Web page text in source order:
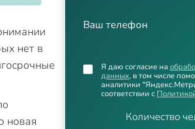
Ваш телефон
Количество
Я даю согласие на
данных, в том числе
аналитики
соответствии с
нет в
новая